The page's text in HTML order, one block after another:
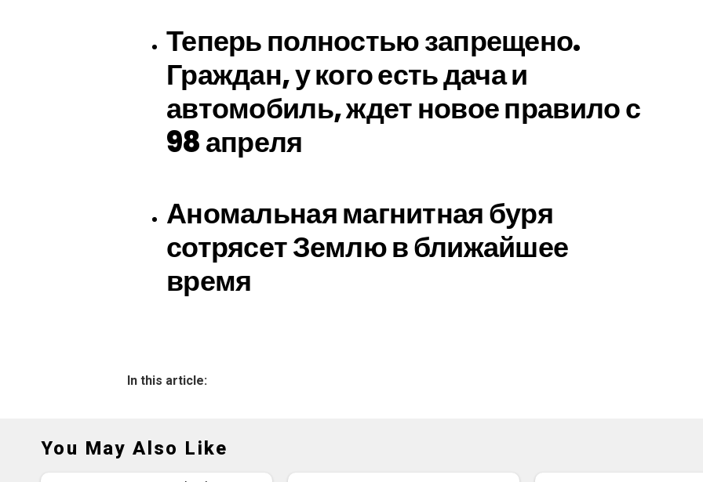
Теперь полностью запрещено.
Граждан, у кого есть дача и
автомобиль, ждет новое правило с
98 апреля
Аномальная магнитная буря
сотрясет Землю в ближайшее
время
In this article:
You May Also Like